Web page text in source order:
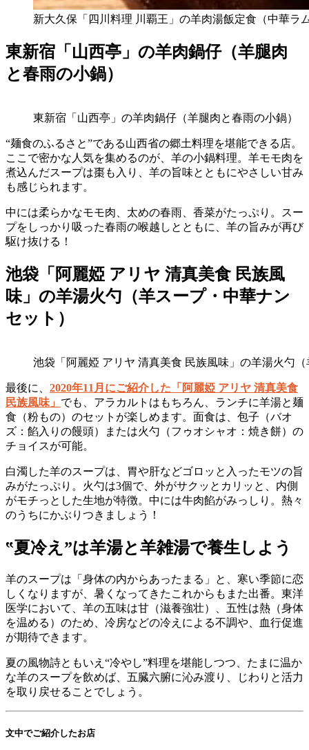
新大久保「四川料理 川覇王」の羊肉湯飯定食（中華ラ
東新宿「山西亭」の羊肉鍋仔（羊腿肉
と春雨の小鍋）
東新宿「山西亭」の羊肉鍋仔（羊腿肉と春雨の小鍋）
“麺食のふるさと”である山西省の郷土料理を堪能できる店。
ここで密かな人気を集めるのが、羊の小鍋料理。羊モモ肉を
煮込んだスープは棗も入り、羊の旨味とともにやさしい甘み
も感じられます。
中には柔らかなモモ肉、太めの春雨、香菜がたっぷり。スー
プをしっかり吸った春雨の喉越しとともに、羊の旨みが再び
駆け抜ける！
池袋「阿麗婭 アリヤ 清真美食 民族風
味」の羊湯火勺（羊スープ・中華ナン
セット）
池袋「阿麗婭 アリヤ 清真美食 民族風味」の羊湯火勺
最後に、 2020年11月にご紹介した「阿麗婭 アリヤ 清真美食
民族風味」 でも、アラカルトはもちろん、ランチに羊湯と麺
食（粉もの）のセットが楽しめます。面食は、包子（バオ
ズ：餡入りの饅頭）または火勺（フゥオシャオ：焼き餅）の
チョイスが可能。
白濁した羊のスープは、胃や肝などゴロッと入ったモツの旨
みがたっぷり。火勺は3個で、外がサクッとカリッと、内側
がモチっとした生地が特徴。中には牛肉餡がみっしり。熱々
のうちにかぶりつきましょう！
‟夏冷え”は羊湯と羊雑湯で養生しよう
羊のスープは「身体の内からあったまる」と、寒い季節に恋
しくなりますが、暑くなってきたこれからもまた出番。東洋
医学において、羊の五味は甘（滋養強壮）、五性は熱（身体
を温める）のため、冷房などの冷えによる不調や、血行促進
が期待できます。
夏の風物詩ともいえ“冷やし”料理を堪能しつつ、たまに温か
な羊のスープを飲めば、五臓六腑に沁み渡り、じわりと活力
を取り戻せることでしょう。
文中でご紹介したお店